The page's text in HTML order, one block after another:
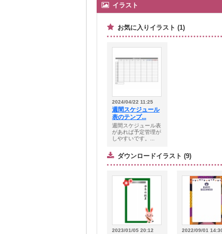
イラスト
お気に入りイラスト (1)
2024/04/22 11:25
週間スケジュール
表のテンプ...
週間スケジュール表
があれば予定管理が
しやすいです。...
ダウンロードイラスト (9)
2023/01/05 20:12 2022/09/01